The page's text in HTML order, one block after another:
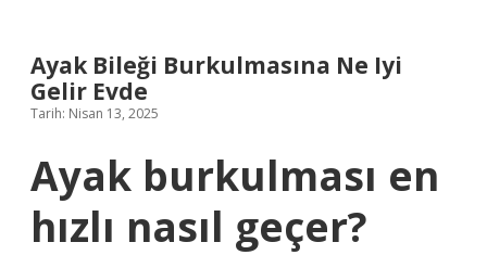
Ayak Bileği Burkulmasına Ne Iyi
Gelir Evde
Tarih: Nisan 13, 2025
Ayak burkulması en
hızlı nasıl geçer?